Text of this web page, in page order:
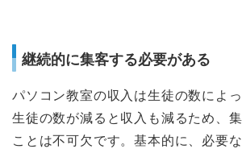
継続的に集客する必要がある
パソコン教室の収入は生徒の数によっ
生徒の数が減ると収入も減るため、
ことは不可欠です。基本的に、必要